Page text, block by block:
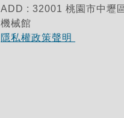
ADD : 32001 桃園市中壢
機械館
隱私權政策聲明